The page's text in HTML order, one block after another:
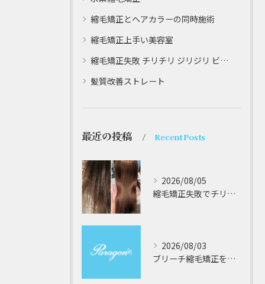
縮毛矯正とヘアカラーの同時施術
縮毛矯正上手い美容室
縮毛矯正失敗 チリチリ ジリジリ ビビり直し専門
髪質改善ストレート
最近の投稿 Recent Posts
2026/08/05
縮毛矯正失敗でチリチリジリジリの髪をビビり直し専門が丁寧に修復する方法解説
2026/08/03
ブリーチ縮毛矯正を安全に受けるための大阪府対応サロン選びと髪質改善のポイント